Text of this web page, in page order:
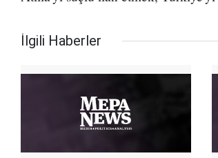
İlgili Haberler